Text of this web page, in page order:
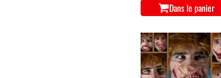
Dans le panier